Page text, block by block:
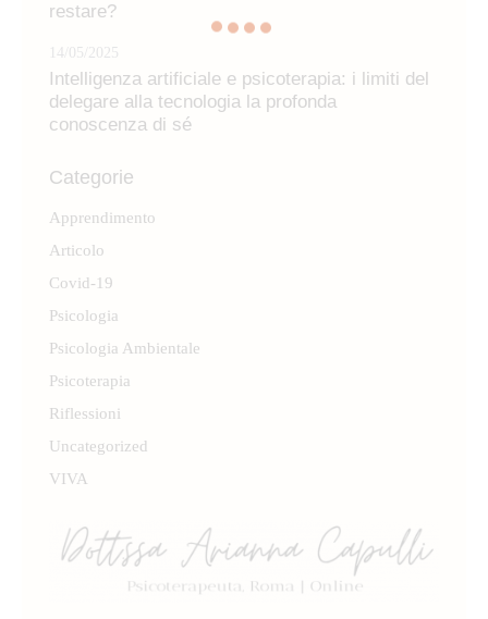
restare?
14/05/2025
Intelligenza artificiale e psicoterapia: i limiti del
delegare alla tecnologia la profonda
conoscenza di sé
Categorie
Apprendimento
Articolo
Covid-19
Psicologia
Psicologia Ambientale
Psicoterapia
Riflessioni
Uncategorized
VIVA